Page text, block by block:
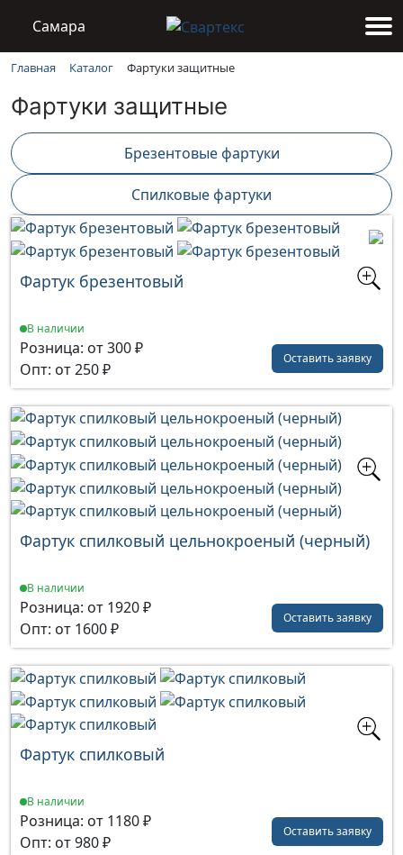
Самара
Главная Каталог Фартуки защитные
Фартуки защитные
Брезентовые фартуки
Спилковые фартуки
Фартук брезентовый
В наличии
Розница: от 300 ₽
Опт: от 250 ₽
Оставить заявку
Фартук спилковый цельнокроеный (черный)
В наличии
Розница: от 1920 ₽
Опт: от 1600 ₽
Оставить заявку
Фартук спилковый
В наличии
Розница: от 1180 ₽
Опт: от 980 ₽
Оставить заявку